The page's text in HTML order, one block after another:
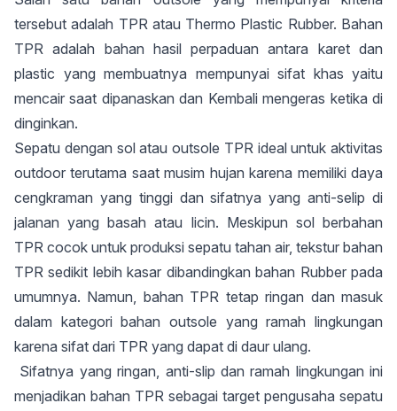
tersebut adalah TPR atau Thermo Plastic Rubber. Bahan
TPR adalah bahan hasil perpaduan antara karet dan
plastic yang membuatnya mempunyai sifat khas yaitu
mencair saat dipanaskan dan Kembali mengeras ketika di
dinginkan.
Sepatu dengan sol atau outsole TPR ideal untuk aktivitas
outdoor terutama saat musim hujan karena memiliki daya
cengkraman yang tinggi dan sifatnya yang anti-selip di
jalanan yang basah atau licin. Meskipun sol berbahan
TPR cocok untuk produksi sepatu tahan air, tekstur bahan
TPR sedikit lebih kasar dibandingkan bahan Rubber pada
umumnya. Namun, bahan TPR tetap ringan dan masuk
dalam kategori bahan outsole yang ramah lingkungan
karena sifat dari TPR yang dapat di daur ulang.
Sifatnya yang ringan, anti-slip dan ramah lingkungan ini
menjadikan bahan TPR sebagai target pengusaha sepatu